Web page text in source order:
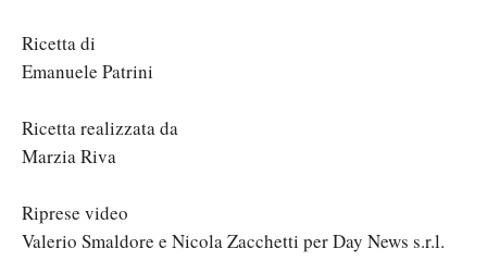
Ricetta di
Emanuele Patrini
Ricetta realizzata da
Marzia Riva
Riprese video
Valerio Smaldore e Nicola Zacchetti per Day News s.r.l.